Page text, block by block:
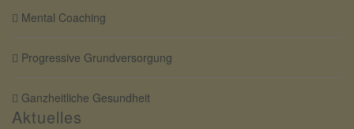
Mental Coaching
Progressive Grundversorgung
Ganzheitliche Gesundheit
Aktuelles